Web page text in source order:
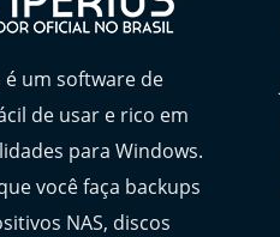
é um software de
de usar e rico em
para Windows.
você faça backups
NAS, discos